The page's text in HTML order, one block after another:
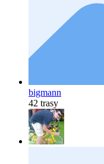
bigmann
42 trasy